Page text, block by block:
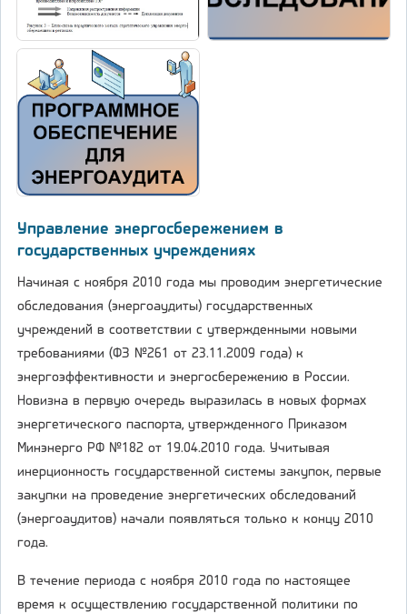
Управление энергосбережением в
государственных учреждениях
Начиная с ноября 2010 года мы проводим энергетические
обследования (энергоаудиты) государственных
учреждений в соответствии с утвержденными новыми
требованиями (ФЗ №261 от 23.11.2009 года) к
энергоэффективности и энергосбережению в России.
Новизна в первую очередь выразилась в новых формах
энергетического паспорта, утвержденного Приказом
Минэнерго РФ №182 от 19.04.2010 года. Учитывая
инерционность государственной системы закупок, первые
закупки на проведение энергетических обследований
(энергоаудитов) начали появляться только к концу 2010
года.
В течение периода с ноября 2010 года по настоящее
время к осуществлению государственной политики по